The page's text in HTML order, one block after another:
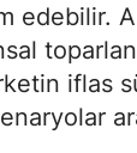
edebilir.
iflas